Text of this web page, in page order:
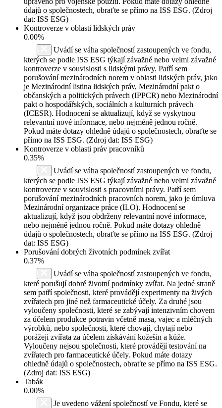
údajů o společnostech, obraťte se přímo na ISS ESG. (Zdroj
dat: ISS ESG)
Kontroverze v oblasti lidských práv
0.00%
Uvádí se váha společností zastoupených ve fondu,
kterých se podle ISS ESG týkají závažné nebo velmi závažné
kontroverze v souvislosti s lidskými právy. Patří sem
porušování mezinárodních norem v oblasti lidských práv, jako
je Mezinárodní listina lidských práv, Mezinárodní pakt o
občanských a politických právech (IPPCR) nebo Mezinárodní
pakt o hospodářských, sociálních a kulturních právech
(ICESR). Hodnocení se aktualizují, když se vyskytnou
relevantní nové informace, nebo nejméně jednou ročně.
Pokud máte dotazy ohledně údajů o společnostech, obraťte se
přímo na ISS ESG. (Zdroj dat: ISS ESG)
Kontroverze v oblasti práv pracovníků
0.35%
Uvádí se váha společností zastoupených ve fondu,
kterých se podle ISS ESG týkají závažné nebo velmi závažné
kontroverze v souvislosti s pracovními právy. Patří sem
porušování mezinárodních pracovních norem, jako je úmluva
Mezinárodní organizace práce (ILO). Hodnocení se
aktualizují, když jsou obdrženy relevantní nové informace,
nebo nejméně jednou ročně. Pokud máte dotazy ohledně
údajů o společnostech, obraťte se přímo na ISS ESG. (Zdroj
dat: ISS ESG)
Porušování dobrých životních podmínek zvířat
0.37%
Uvádí se váha společností zastoupených ve fondu,
které porušují dobré životní podmínky zvířat. Na jedné straně
sem patří společnosti, které provádějí experimenty na živých
zvířatech pro jiné než farmaceutické účely. Za druhé jsou
vyloučeny společnosti, které se zabývají intenzivním chovem
za účelem produkce potravin včetně masa, vajec a mléčných
výrobků, nebo společnosti, které chovají, chytají nebo
porážejí zvířata za účelem získávání kožešin a kůže.
Vyloučeny nejsou společnosti, které provádějí testování na
zvířatech pro farmaceutické účely. Pokud máte dotazy
ohledně údajů o společnostech, obraťte se přímo na ISS ESG.
(Zdroj dat: ISS ESG)
Tabák
0.00%
Je uvedeno vážení společností ve Fondu, které se